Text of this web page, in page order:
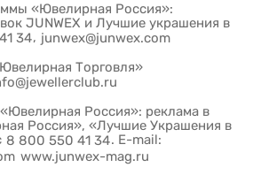
«Ювелирная Россия»:
JUNWEX и Лучшие украшения в
34, junwex@junwex.com
Торговля»
Россия»: реклама в
Россия», «Лучшие Украшения в
8 800 550 41 34. E-mail:
www.junwex-mag.ru